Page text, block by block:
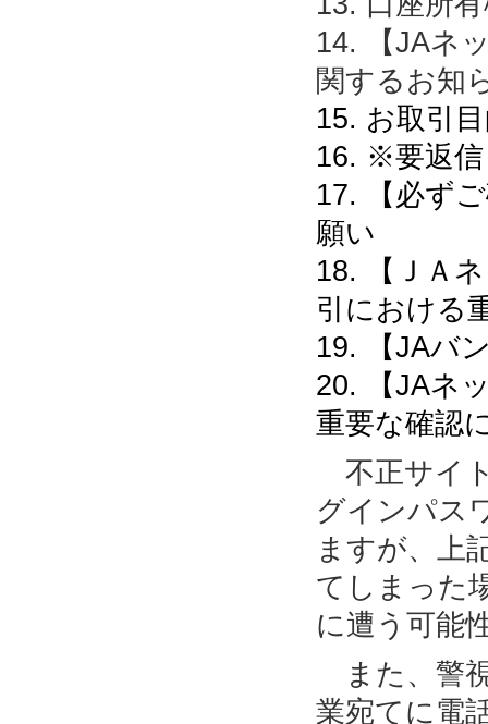
14. 【JAネ
関するお知
15. お取引
16. ※要返信
17. 【必ず
願い
18. 【ＪＡ
引における
19. 【JAバ
20. 【JAネ
重要な確認
不正サイ
グインパス
ますが、上
てしまった
に遭う可能
また、警
業宛てに電